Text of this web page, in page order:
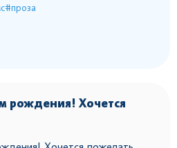
#проза
рождения! Хочется